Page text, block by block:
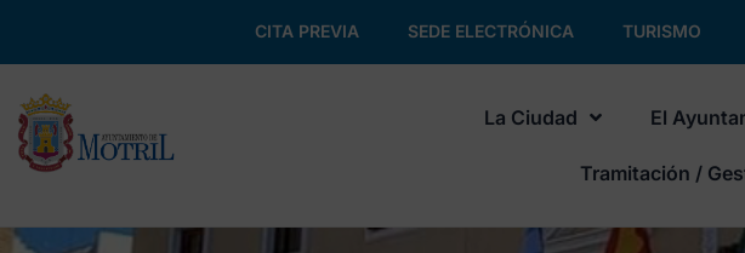
CITA PREVIA SEDE ELECTRÓNICA TURISMO
La Ciudad El
Tramitación /